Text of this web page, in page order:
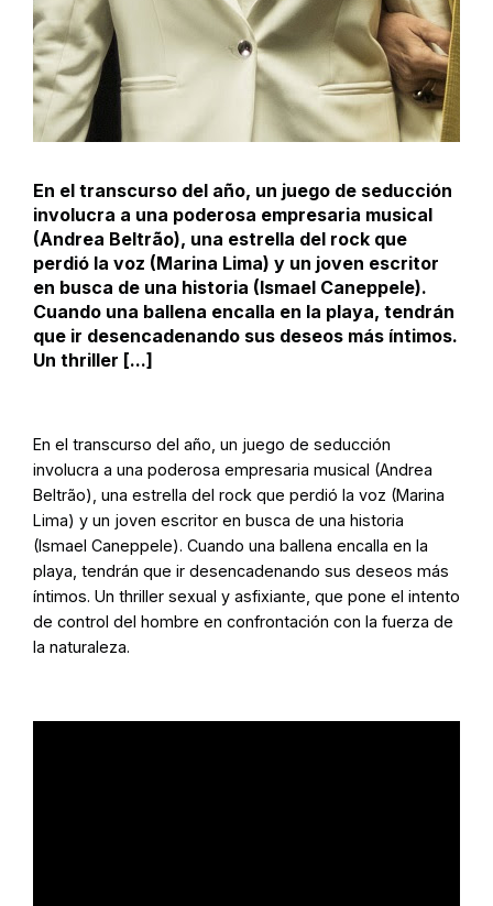
En el transcurso del año, un juego de seducción
involucra a una poderosa empresaria musical
(Andrea Beltrão), una estrella del rock que
perdió la voz (Marina Lima) y un joven escritor
en busca de una historia (Ismael Caneppele).
Cuando una ballena encalla en la playa, tendrán
que ir desencadenando sus deseos más íntimos.
Un thriller [...]
En el transcurso del año, un juego de seducción
involucra a una poderosa empresaria musical (Andrea
Beltrão), una estrella del rock que perdió la voz (Marina
Lima) y un joven escritor en busca de una historia
(Ismael Caneppele). Cuando una ballena encalla en la
playa, tendrán que ir desencadenando sus deseos más
íntimos. Un thriller sexual y asfixiante, que pone el intento
de control del hombre en confrontación con la fuerza de
la naturaleza.